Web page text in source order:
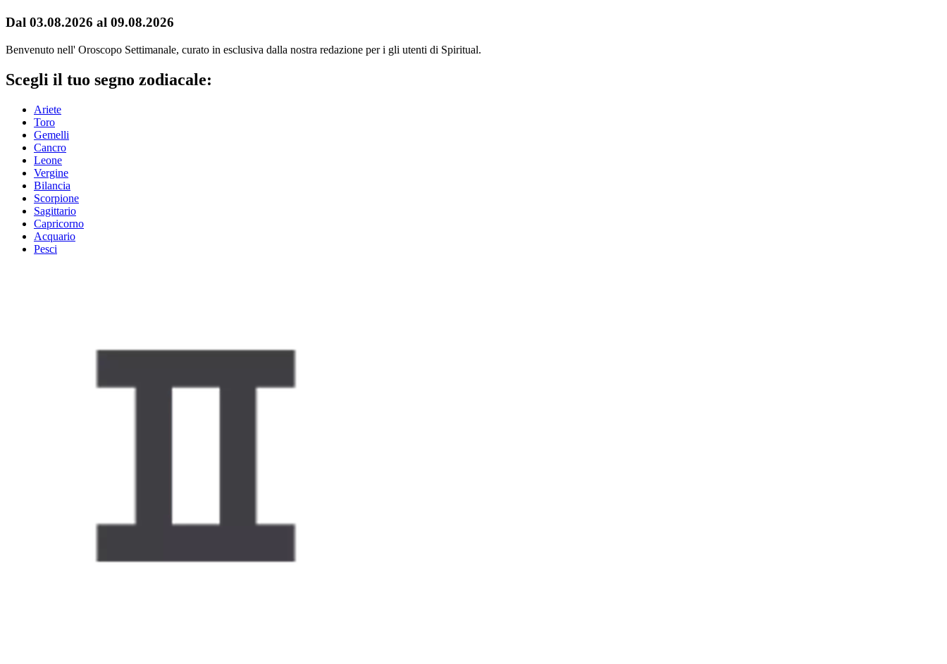
Dal 03.08.2026 al 09.08.2026
Benvenuto nell' Oroscopo Settimanale, curato in esclusiva dalla nostra redazione per i gli utenti di Spiritual.
Scegli il tuo segno zodiacale:
Ariete
Toro
Gemelli
Cancro
Leone
Vergine
Bilancia
Scorpione
Sagittario
Capricorno
Acquario
Pesci